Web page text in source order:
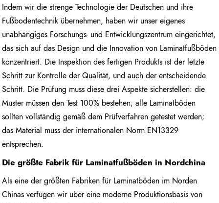
Indem wir die strenge Technologie der Deutschen und ihre
Fußbodentechnik übernehmen, haben wir unser eigenes
unabhängiges Forschungs- und Entwicklungszentrum eingerichtet,
das sich auf das Design und die Innovation von Laminatfußböden
konzentriert. Die Inspektion des fertigen Produkts ist der letzte
Schritt zur Kontrolle der Qualität, und auch der entscheidende
Schritt. Die Prüfung muss diese drei Aspekte sicherstellen: die
Muster müssen den Test 100% bestehen; alle Laminatböden
sollten vollständig gemäß dem Prüfverfahren getestet werden;
das Material muss der internationalen Norm EN13329
entsprechen.
Die größte Fabrik für Laminatfußböden in Nordchina
Als eine der größten Fabriken für Laminatböden im Norden
Chinas verfügen wir über eine moderne Produktionsbasis von